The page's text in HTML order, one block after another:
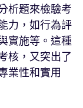
析題來檢驗考
力，如行為評
實施等。這種
核，又突出了
業性和實用